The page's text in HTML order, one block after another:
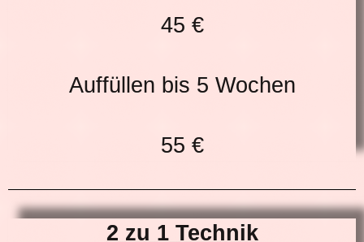
45 €
Auffüllen bis 5 Wochen
55 €
2 zu 1 Technik